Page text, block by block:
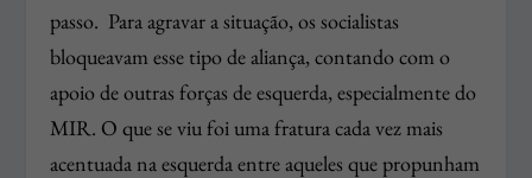
passo. Para agravar a situação, os socialistas
bloqueavam esse tipo de aliança, contando com o
apoio de outras forças de esquerda, especialmente do
MIR. O que se viu foi uma fratura cada vez mais
acentuada na esquerda entre aqueles que propunham